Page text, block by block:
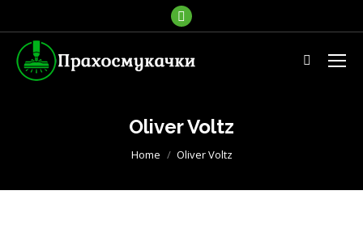
Facebook
page
opens
window
Search:
Oliver Voltz
You are here:
Home Oliver Voltz